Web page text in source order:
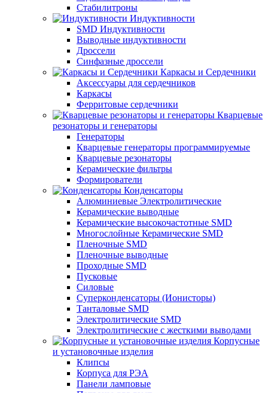
Стабилитроны
Индуктивности
SMD Индуктивности
Выводные индуктивности
Дроссели
Синфазные дроссели
Каркасы и Сердечники
Аксессуары для сердечников
Каркасы
Ферритовые сердечники
Кварцевые
резонаторы и генераторы
Генераторы
Кварцевые генераторы программируемые
Кварцевые резонаторы
Керамические фильтры
Формирователи
Конденсаторы
Алюминиевые Электролитические
Керамические выводные
Керамические высокочастотные SMD
Многослойные Керамические SMD
Пленочные SMD
Пленочные выводные
Проходные SMD
Пусковые
Силовые
Суперконденсаторы (Ионисторы)
Танталовые SMD
Электролитические SMD
Электролитические с жесткими выводами
Корпусные
и установочные изделия
Клипсы
Корпуса для РЭА
Панели ламповые